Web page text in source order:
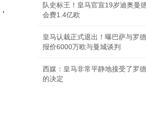
队史标王！皇马官宣19岁迪奥曼
会费1.4亿欧
皇马认栽正式退出！曝巴萨与罗
报价6000万欧与曼城谈判
西媒：皇马非常平静地接受了罗
的决定